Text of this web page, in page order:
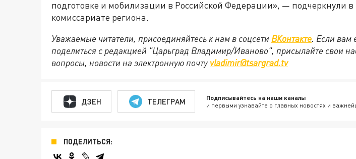
подготовке и мобилизации в Российской Федерации», — подчеркнули в
комиссариате региона.
Уважаемые читатели, присоединяйтесь к нам в соцсети ВКонтакте. Если вам
поделиться с редакцией "Царьград Владимир/Иваново", присылайте свои
вопросы, новости на электронную почту vladimir@tsargrad.tv
ДЗЕН ТЕЛЕГРАМ Подписывайтесь на наши каналы
и первыми узнавайте о главных новостях и
ПОДЕЛИТЬСЯ: